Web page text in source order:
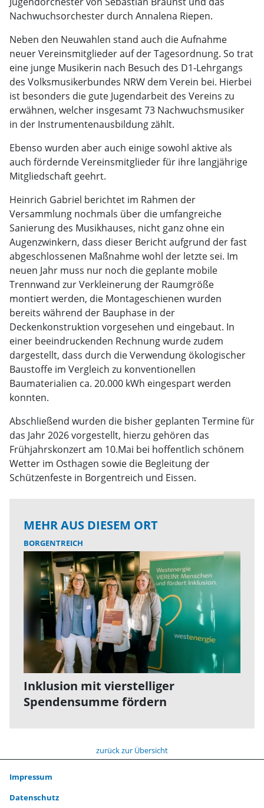
Nachwuchsorchester durch Annalena Riepen.
Neben den Neuwahlen stand auch die Aufnahme
neuer Vereinsmitglieder auf der Tagesordnung. So trat
eine junge Musikerin nach Besuch des D1-Lehrgangs
des Volksmusikerbundes NRW dem Verein bei. Hierbei
ist besonders die gute Jugendarbeit des Vereins zu
erwähnen, welcher insgesamt 73 Nachwuchsmusiker
in der Instrumentenausbildung zählt.
Ebenso wurden aber auch einige sowohl aktive als
auch fördernde Vereinsmitglieder für ihre langjährige
Mitgliedschaft geehrt.
Heinrich Gabriel berichtet im Rahmen der
Versammlung nochmals über die umfangreiche
Sanierung des Musikhauses, nicht ganz ohne ein
Augenzwinkern, dass dieser Bericht aufgrund der fast
abgeschlossenen Maßnahme wohl der letzte sei. Im
neuen Jahr muss nur noch die geplante mobile
Trennwand zur Verkleinerung der Raumgröße
montiert werden, die Montageschienen wurden
bereits während der Bauphase in der
Deckenkonstruktion vorgesehen und eingebaut. In
einer beeindruckenden Rechnung wurde zudem
dargestellt, dass durch die Verwendung ökologischer
Baustoffe im Vergleich zu konventionellen
Baumaterialien ca. 20.000 kWh eingespart werden
konnten.
Abschließend wurden die bisher geplanten Termine für
das Jahr 2026 vorgestellt, hierzu gehören das
Frühjahrskonzert am 10.Mai bei hoffentlich schönem
Wetter im Osthagen sowie die Begleitung der
Schützenfeste in Borgentreich und Eissen.
MEHR AUS DIESEM ORT
BORGENTREICH
Inklusion mit vierstelliger
Spendensumme fördern
zurück zur Übersicht
Impressum
Datenschutz